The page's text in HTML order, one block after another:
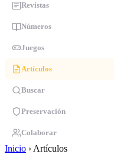
Revistas
Números
Juegos
Artículos
Buscar
Preservación
Colaborar
Inicio › Artículos